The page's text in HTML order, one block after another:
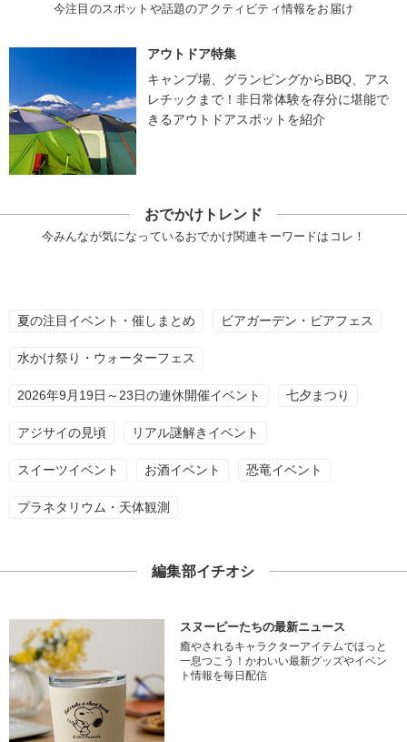
今注目のスポットや話題のアクティビティ情報をお届け
アウトドア特集
キャンプ場、グランピングからBBQ、アス
レチックまで！非日常体験を存分に堪能で
きるアウトドアスポットを紹介
おでかけトレンド
今みんなが気になっているおでかけ関連キーワードはコレ！
夏の注目イベント・催しまとめ ビアガーデン・ビアフェス
水かけ祭り・ウォーターフェス
2026年9月19日～23日の連休開催イベント 七夕まつり
アジサイの見頃 リアル謎解きイベント
スイーツイベント お酒イベント 恐竜イベント
プラネタリウム・天体観測
編集部イチオシ
スヌーピーたちの最新ニュース
癒やされるキャラクターアイテムでほっと
一息つこう！かわいい最新グッズやイベン
ト情報を毎日配信